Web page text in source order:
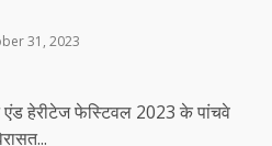
31, 2023
हेरीटेज फेस्टिवल 2023 के पांचवे